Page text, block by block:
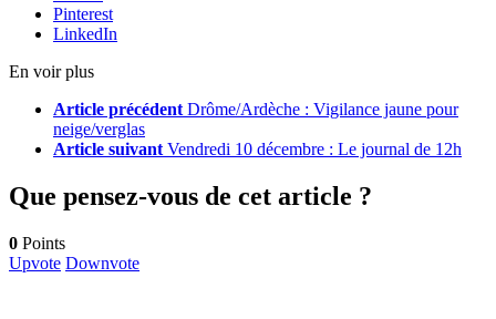
Pinterest
LinkedIn
En voir plus
Article précédent Drôme/Ardèche : Vigilance jaune pour
neige/verglas
Article suivant Vendredi 10 décembre : Le journal de 12h
Que pensez-vous de cet article ?
0 Points
Upvote Downvote